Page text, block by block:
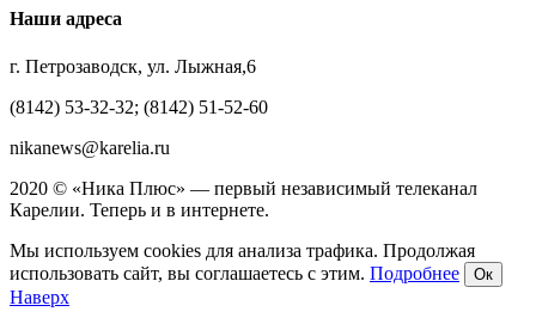
Наши адреса
г. Петрозаводск, ул. Лыжная,6
(8142) 53-32-32; (8142) 51-52-60
nikanews@karelia.ru
2020 © «Ника Плюс» — первый независимый телеканал
Карелии. Теперь и в интернете.
Мы используем cookies для анализа трафика. Продолжая
использовать сайт, вы соглашаетесь с этим. Подробнее Ок
Наверх